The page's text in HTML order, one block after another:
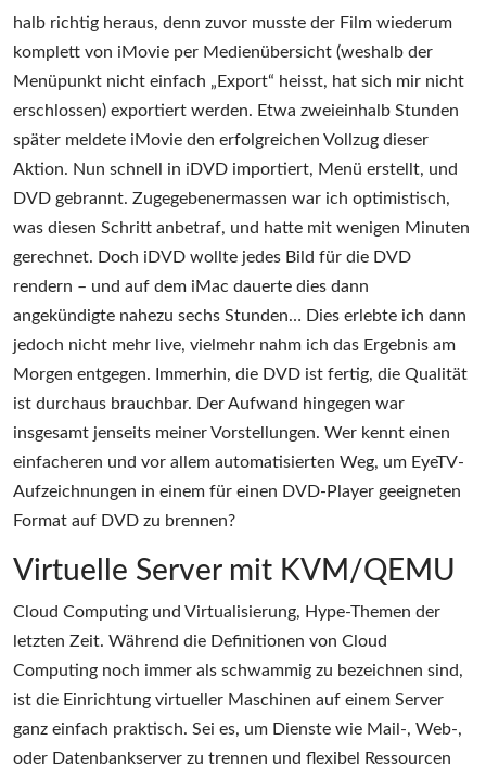
halb richtig heraus, denn zuvor musste der Film wiederum
komplett von iMovie per Medienübersicht (weshalb der
Menüpunkt nicht einfach „Export“ heisst, hat sich mir nicht
erschlossen) exportiert werden. Etwa zweieinhalb Stunden
später meldete iMovie den erfolgreichen Vollzug dieser
Aktion. Nun schnell in iDVD importiert, Menü erstellt, und
DVD gebrannt. Zugegebenermassen war ich optimistisch,
was diesen Schritt anbetraf, und hatte mit wenigen Minuten
gerechnet. Doch iDVD wollte jedes Bild für die DVD
rendern – und auf dem iMac dauerte dies dann
angekündigte nahezu sechs Stunden… Dies erlebte ich dann
jedoch nicht mehr live, vielmehr nahm ich das Ergebnis am
Morgen entgegen. Immerhin, die DVD ist fertig, die Qualität
ist durchaus brauchbar. Der Aufwand hingegen war
insgesamt jenseits meiner Vorstellungen. Wer kennt einen
einfacheren und vor allem automatisierten Weg, um EyeTV-
Aufzeichnungen in einem für einen DVD-Player geeigneten
Format auf DVD zu brennen?
Virtuelle Server mit KVM/QEMU
Cloud Computing und Virtualisierung, Hype-Themen der
letzten Zeit. Während die Definitionen von Cloud
Computing noch immer als schwammig zu bezeichnen sind,
ist die Einrichtung virtueller Maschinen auf einem Server
ganz einfach praktisch. Sei es, um Dienste wie Mail-, Web-,
oder Datenbankserver zu trennen und flexibel Ressourcen